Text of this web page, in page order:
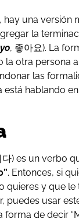
hay una versión
la
, 좋아요). La
la otra persona
las
está hablando en
다) es un verbo
. Entonces, si
quieres y que le
puedes usar
forma de decir